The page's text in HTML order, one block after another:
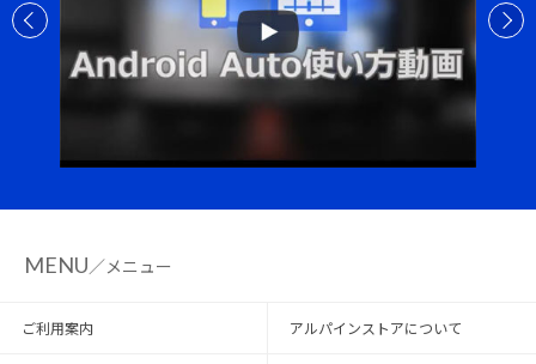
MENU／メニュー
ご利用案内 アルパインストアについて